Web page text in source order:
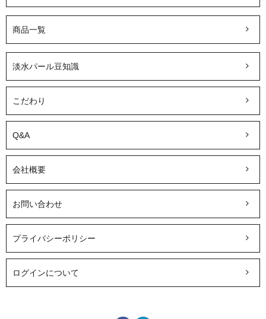
商品一覧
淡水パール豆知識
こだわり
Q&A
会社概要
お問い合わせ
プライバシーポリシー
ログインについて